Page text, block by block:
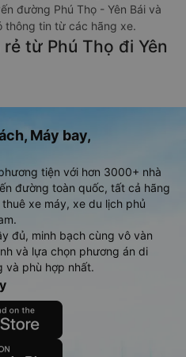
đường Phú Thọ - Yên Bái và
thông tin từ các hãng xe.
từ Phú Thọ đi Yên
Máy bay,
tiện với hơn 3000+ nhà
đường toàn quốc, tất cả hãng
xe máy, xe du lịch phủ
đủ, minh bạch cùng vô vàn
và lựa chọn phương án di
và phù hợp nhất.